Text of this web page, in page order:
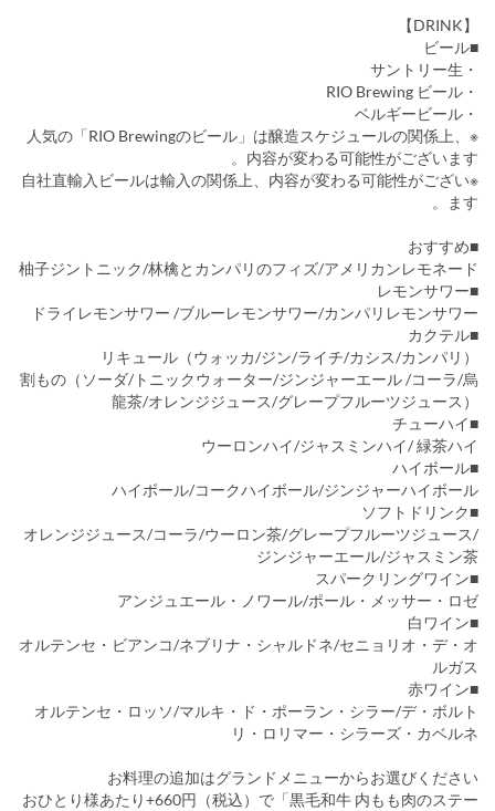
【DRINK】
■ビール
・サントリー生
・RIO Brewing ビール
・ベルギービール
※人気の「RIO Brewingのビール」は醸造スケジュールの関係上、
内容が変わる可能性がございます。
※自社直輸入ビールは輸入の関係上、内容が変わる可能性がござい
ます。
■おすすめ
柚子ジントニック/林檎とカンパリのフィズ/アメリカンレモネード
■レモンサワー
ドライレモンサワー /ブルーレモンサワー/カンパリレモンサワー
■カクテル
リキュール（ウォッカ/ジン/ライチ/カシス/カンパリ）
割もの（ソーダ/トニックウォーター/ジンジャーエール /コーラ/烏
龍茶/オレンジジュース/グレープフルーツジュース）
■チューハイ
ウーロンハイ/ジャスミンハイ/ 緑茶ハイ
■ハイボール
ハイボール/コークハイボール/ジンジャーハイボール
■ソフトドリンク
オレンジジュース/コーラ/ウーロン茶/グレープフルーツジュース/
ジンジャーエール/ジャスミン茶
■スパークリングワイン
アンジュエール・ノワール/ポール・メッサー・ロゼ
■白ワイン
オルテンセ・ビアンコ/ネブリナ・シャルドネ/セニョリオ・デ・オ
ルガス
■赤ワイン
オルテンセ・ロッソ/マルキ・ド・ポーラン・シラー/デ・ボルト
リ・ロリマー・シラーズ・カベルネ
お料理の追加はグランドメニューからお選びください
おひとり様あたり+660円（税込）で「黒毛和牛 内もも肉のステー